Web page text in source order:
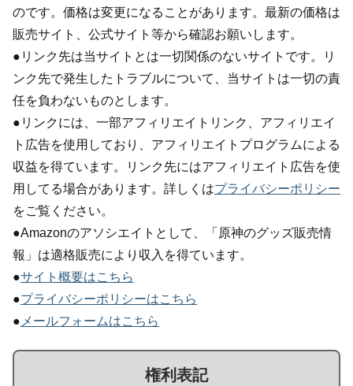
のです。価格は変更になることがあります。最新の価格は
販売サイト、公式サイト等から確認お願いします。
●リンク先は当サイトとは一切関係のないサイトです。リ
ンク先で発生したトラブルについて、当サイトは一切の責
任を負わないものとします。
●リンクには、一部アフィリエイトリンク、アフィリエイ
ト広告を使用しており、アフィリエイトプログラムによる
収益を得ています。リンク先にはアフィリエイト広告を使
用してる場合があります。詳しくはプライバシーポリシー
をご覧ください。
●Amazonのアソシエイトとして、「原神のグッズ販売情
報」は適格販売により収入を得ています。
●サイト概要はこちら
●プライバシーポリシーはこちら
● メールフォームはこちら
権利表記